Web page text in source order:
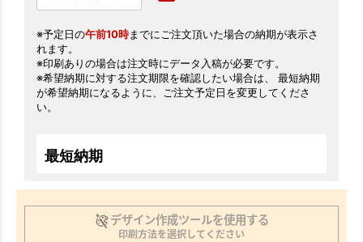
※予定日の午前10時までにご注文頂いた場合の納期が表示さ
れます。
※印刷ありの場合は注文時にデータ入稿が必要です。
※希望納期に対する注文期限を確認したい場合は、 最短納期
が希望納期になるように、ご注文予定日を変更してくださ
い。
最短納期
デザイン作成ツールを使用する
印刷方法を選択してください